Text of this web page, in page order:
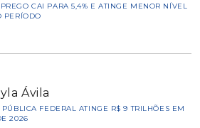
CAI PARA 5,4% E ATINGE MENOR NÍVEL
PERÍODO
Ávila
FEDERAL ATINGE R$ 9 TRILHÕES EM
2026